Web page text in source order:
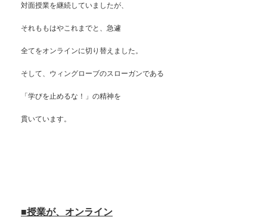
対面授業を継続していましたが、
それももはやこれまでと、急遽
全てをオンラインに切り替えました。
そして、ウィングローブのスローガンである
「学びを止めるな！」の精神を
貫いています。
■授業が、オンライン